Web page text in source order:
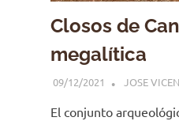
Closos de
megalítica
09/12/2021 JOSE
El conjunto